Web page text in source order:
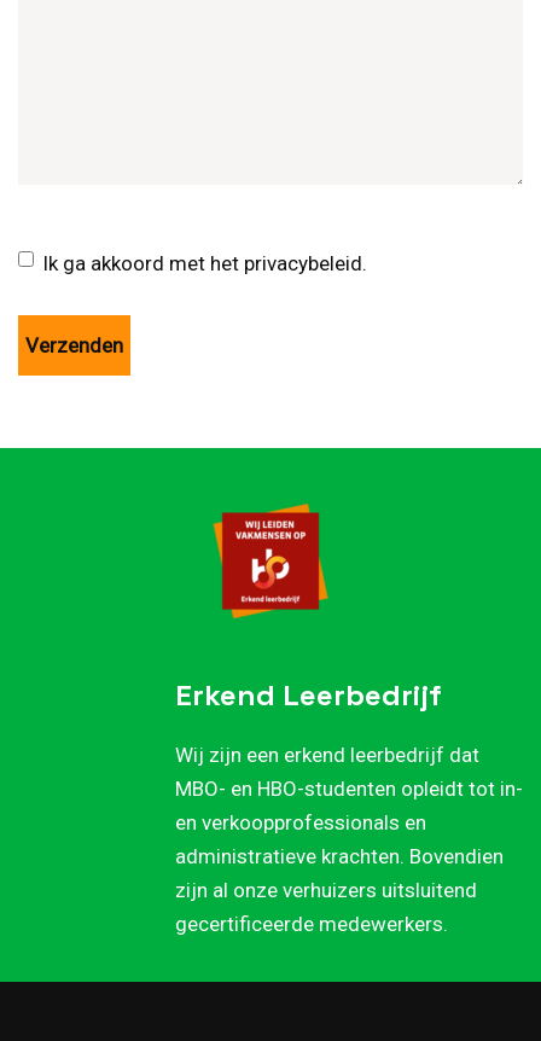
Ik ga akkoord met het privacybeleid.
Erkend Leerbedrijf
Wij zijn een erkend leerbedrijf dat
MBO- en HBO-studenten opleidt tot in-
en verkoopprofessionals en
administratieve krachten. Bovendien
zijn al onze verhuizers uitsluitend
gecertificeerde medewerkers.